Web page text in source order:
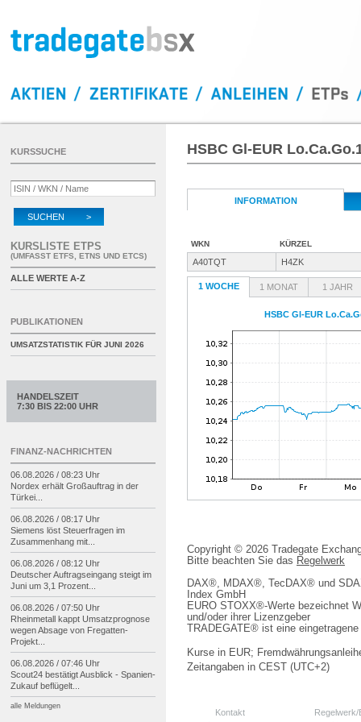
HSBC Gl-EUR
INFORMATION
WKN KÜRZEL
A40TQT H4ZK
1 WOCHE 1 MONAT 1 JAHR
HSBC Gl-EUR
Copyright © 2026 Tradegate
Bitte beachten Sie das Regelwerk
DAX®, MDAX®, TecDAX® und
Index GmbH
EURO STOXX®-Werte bezeichnet
und/oder ihrer Lizenzgeber
TRADEGATE® ist eine
Kurse in EUR;
Zeitangaben in CEST (UTC+2)
Kontakt
KURSSUCHE
SUCHEN >
KURSLISTE ETPS
(UMFASST ETFS, ETNS UND ETCS)
ALLE WERTE A-Z
PUBLIKATIONEN
UMSATZSTATISTIK FÜR JUNI 2026
HANDELSZEIT
7:30 BIS 22:00 UHR
FINANZ-NACHRICHTEN
06.08.2026 / 08:23 Uhr
Nordex erhält Großauftrag in der
Türkei...
06.08.2026 / 08:17 Uhr
Siemens löst Steuerfragen im
Zusammenhang mit...
06.08.2026 / 08:12 Uhr
Deutscher Auftragseingang steigt im
Juni um 3,1 Prozent...
06.08.2026 / 07:50 Uhr
Rheinmetall kappt Umsatzprognose
wegen Absage von Fregatten-
Projekt...
06.08.2026 / 07:46 Uhr
Scout24 bestätigt Ausblick - Spanien-
Zukauf beflügelt...
alle Meldungen